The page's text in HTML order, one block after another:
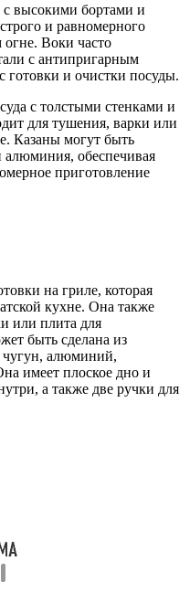
высокими бортами и
и равномерного
Воки часто
с антипригарным
готовки и очистки посуды.
с толстыми стенками и
для тушения, варки или
Казаны могут быть
алюминия, обеспечивая
приготовление
на гриле, которая
кухне. Она также
или плита для
быть сделана из
чугун, алюминий,
имеет плоское дно и
а также две ручки для